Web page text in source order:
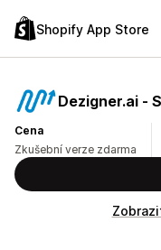
Shopify App Store
Dezigner.ai ‑
Cena
Zkušební verze zdarma